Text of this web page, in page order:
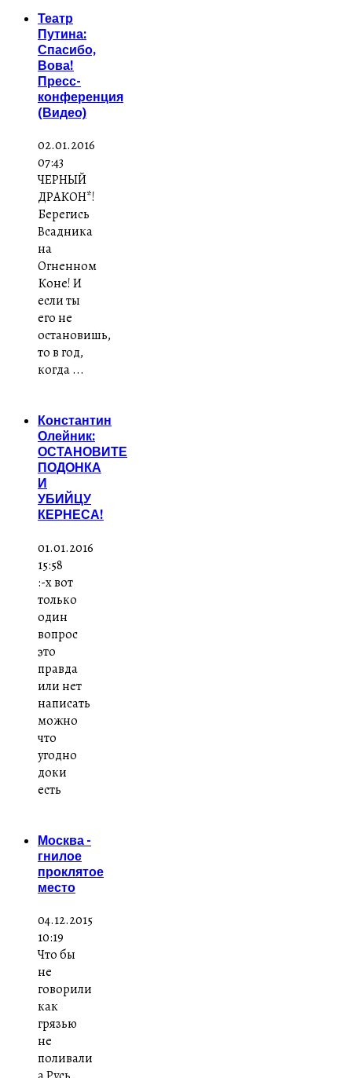
Театр
Путина:
Спасибо,
Вова!
Пресс-
конференция
(Видео)
02.01.2016
07:43
ЧЕРНЫЙ
ДРАКОН*!
Берегись
Всадника
на
Огненном
Коне! И
если ты
его не
остановишь,
то в год,
когда ...
Константин
Олейник:
ОСТАНОВИТЕ
ПОДОНКА
И
УБИЙЦУ
КЕРНЕСА!
01.01.2016
15:58
:-x вот
только
один
вопрос
это
правда
или нет
написать
можно
что
угодно
доки
есть
Москва -
гнилое
проклятое
место
04.12.2015
10:19
Что бы
не
говорили
как
грязью
не
поливали